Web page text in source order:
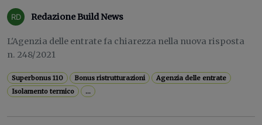
Redazione Build News
L'Agenzia delle entrate fa chiarezza nella nuova risposta
n. 248/2021
Superbonus 110 Bonus ristrutturazioni
Agenzia delle entrate
Isolamento termico
...